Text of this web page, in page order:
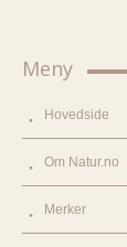
Meny
Hovedside
Om Natur.no
Merker